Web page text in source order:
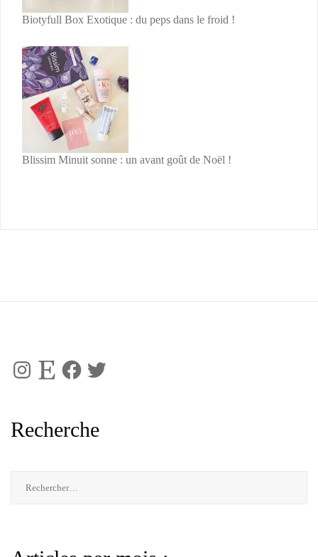
Biotyfull Box Exotique : du peps dans le froid !
Blissim Minuit sonne : un avant goût de Noël !
Instagram
Etsy FacebookTwitter
Recherche